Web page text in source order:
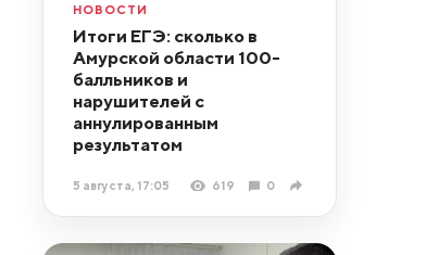
НОВОСТИ
Итоги ЕГЭ: сколько в
Амурской области 100-
балльников и
нарушителей с
аннулированным
результатом
5 августа, 17:05 619 0